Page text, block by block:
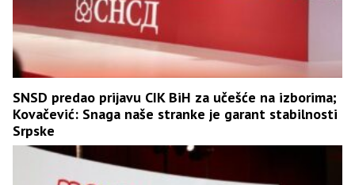
SNSD predao prijavu CIK BiH za učešće na izborima;
Kovačević: Snaga naše stranke je garant stabilnosti
Srpske